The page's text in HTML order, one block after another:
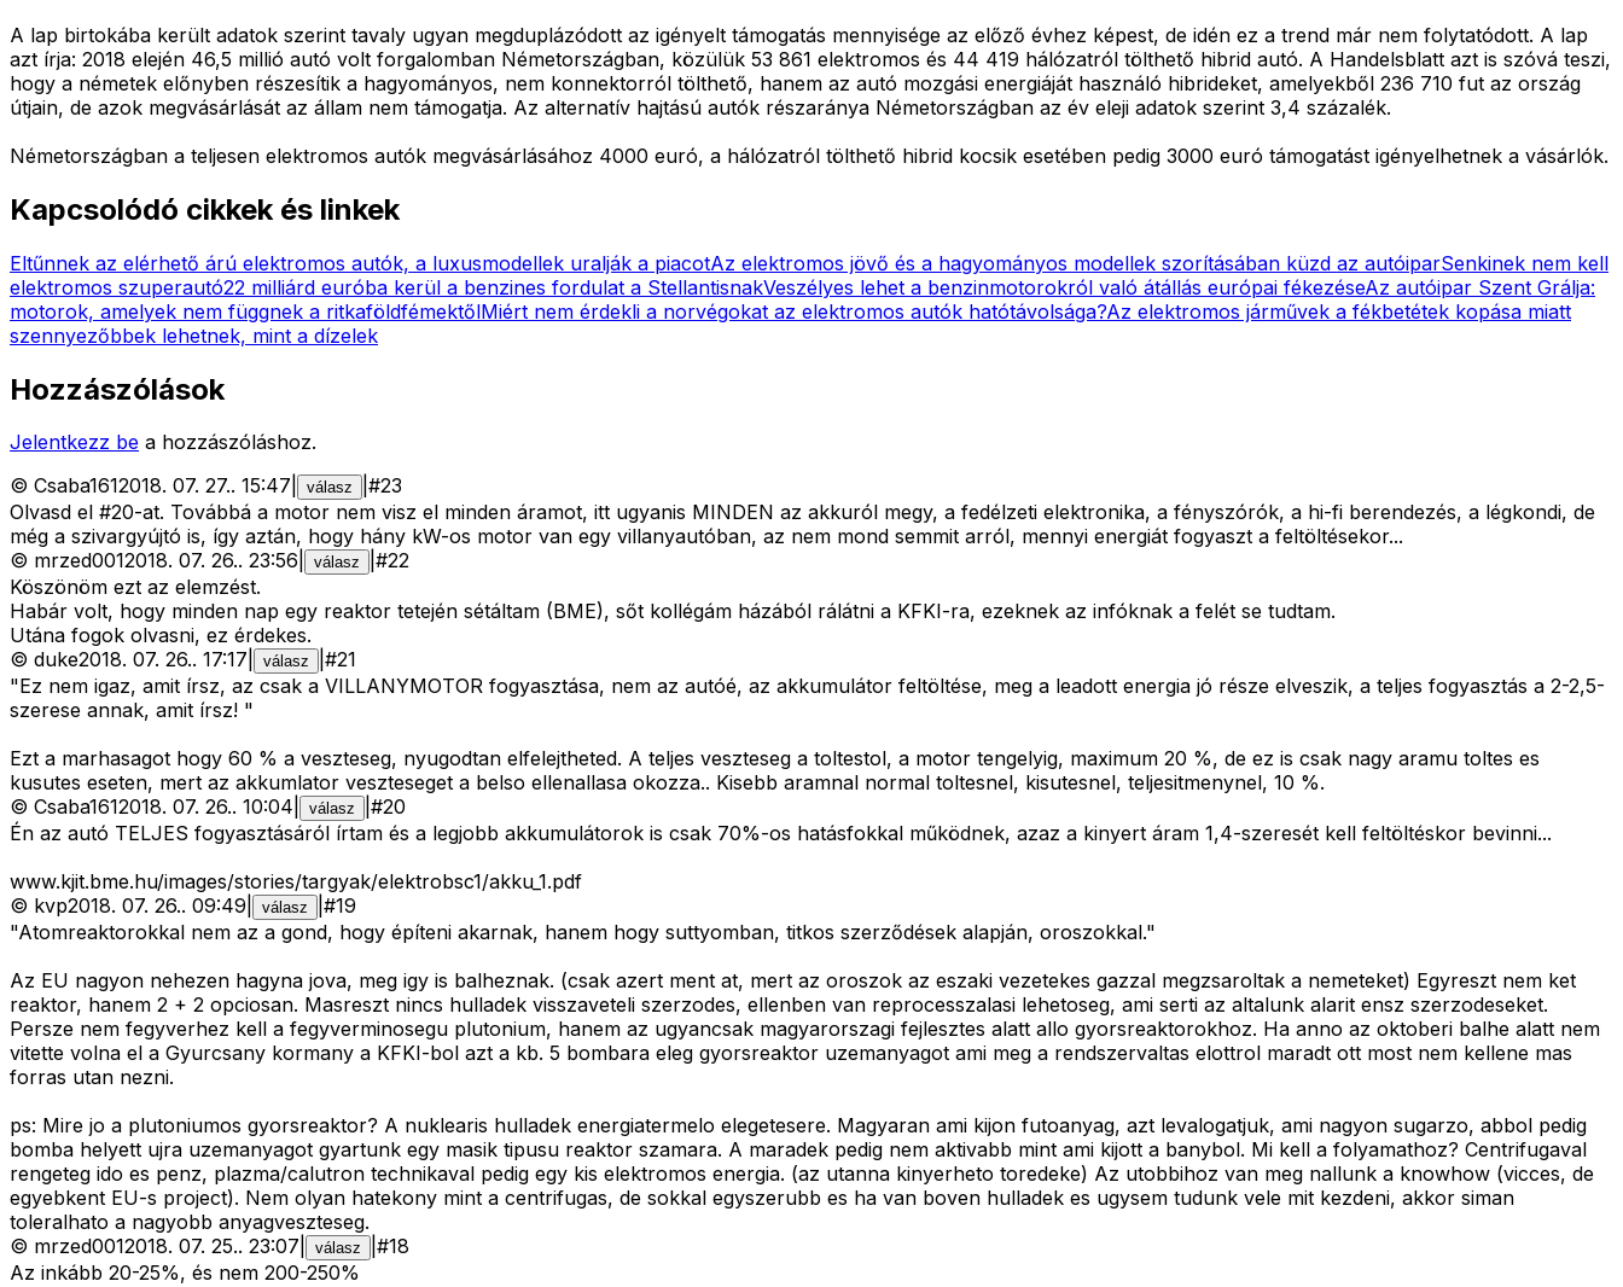
A lap birtokába került adatok szerint tavaly ugyan megduplázódott az igényelt támogatás mennyisége az előző évhez képest, de idén ez a trend már nem folytatódott. A lap
azt írja: 2018 elején 46,5 millió autó volt forgalomban Németországban, közülük 53 861 elektromos és 44 419 hálózatról tölthető hibrid autó. A Handelsblatt azt is szóvá teszi,
hogy a németek előnyben részesítik a hagyományos, nem konnektorról tölthető, hanem az autó mozgási energiáját használó hibrideket, amelyekből 236 710 fut az ország
útjain, de azok megvásárlását az állam nem támogatja. Az alternatív hajtású autók részaránya Németországban az év eleji adatok szerint 3,4 százalék.
Németországban a teljesen elektromos autók megvásárlásához 4000 euró, a hálózatról tölthető hibrid kocsik esetében pedig 3000 euró támogatást igényelhetnek a vásárlók.
Kapcsolódó cikkek és linkek
Eltűnnek az elérhető árú elektromos autók, a luxusmodellek uralják a piacotAz elektromos jövő és a hagyományos modellek szorításában küzd az autóiparSenkinek nem kell
elektromos szuperautó22 milliárd euróba kerül a benzines fordulat a StellantisnakVeszélyes lehet a benzinmotorokról való átállás európai fékezéseAz autóipar Szent Grálja:
motorok, amelyek nem függnek a ritkaföldfémektőlMiért nem érdekli a norvégokat az elektromos autók hatótávolsága?Az elektromos járművek a fékbetétek kopása miatt
szennyezőbbek lehetnek, mint a dízelek
Hozzászólások
Jelentkezz be a hozzászóláshoz.
© Csaba1612018. 07. 27.. 15:47 válasz #23
Olvasd el #20-at. Továbbá a motor nem visz el minden áramot, itt ugyanis MINDEN az akkuról megy, a fedélzeti elektronika, a fényszórók, a hi-fi berendezés, a légkondi, de
még a szivargyújtó is, így aztán, hogy hány kW-os motor van egy villanyautóban, az nem mond semmit arról, mennyi energiát fogyaszt a feltöltésekor...
© mrzed0012018. 07. 26.. 23:56 válasz #22
Köszönöm ezt az elemzést.
Habár volt, hogy minden nap egy reaktor tetején sétáltam (BME), sőt kollégám házából rálátni a KFKI-ra, ezeknek az infóknak a felét se tudtam.
Utána fogok olvasni, ez érdekes.
© duke2018. 07. 26.. 17:17 válasz #21
"Ez nem igaz, amit írsz, az csak a VILLANYMOTOR fogyasztása, nem az autóé, az akkumulátor feltöltése, meg a leadott energia jó része elveszik, a teljes fogyasztás a 2-2,5-
szerese annak, amit írsz! "
Ezt a marhasagot hogy 60 % a veszteseg, nyugodtan elfelejtheted. A teljes veszteseg a toltestol, a motor tengelyig, maximum 20 %, de ez is csak nagy aramu toltes es
kusutes eseten, mert az akkumlator veszteseget a belso ellenallasa okozza.. Kisebb aramnal normal toltesnel, kisutesnel, teljesitmenynel, 10 %.
© Csaba1612018. 07. 26.. 10:04 válasz #20
Én az autó TELJES fogyasztásáról írtam és a legjobb akkumulátorok is csak 70%-os hatásfokkal működnek, azaz a kinyert áram 1,4-szeresét kell feltöltéskor bevinni...
www.kjit.bme.hu/images/stories/targyak/elektrobsc1/akku_1.pdf
© kvp2018. 07. 26.. 09:49 válasz #19
"Atomreaktorokkal nem az a gond, hogy építeni akarnak, hanem hogy suttyomban, titkos szerződések alapján, oroszokkal."
Az EU nagyon nehezen hagyna jova, meg igy is balheznak. (csak azert ment at, mert az oroszok az eszaki vezetekes gazzal megzsaroltak a nemeteket) Egyreszt nem ket
reaktor, hanem 2 + 2 opciosan. Masreszt nincs hulladek visszaveteli szerzodes, ellenben van reprocesszalasi lehetoseg, ami serti az altalunk alarit ensz szerzodeseket.
Persze nem fegyverhez kell a fegyverminosegu plutonium, hanem az ugyancsak magyarorszagi fejlesztes alatt allo gyorsreaktorokhoz. Ha anno az oktoberi balhe alatt nem
vitette volna el a Gyurcsany kormany a KFKI-bol azt a kb. 5 bombara eleg gyorsreaktor uzemanyagot ami meg a rendszervaltas elottrol maradt ott most nem kellene mas
forras utan nezni.
ps: Mire jo a plutoniumos gyorsreaktor? A nuklearis hulladek energiatermelo elegetesere. Magyaran ami kijon futoanyag, azt levalogatjuk, ami nagyon sugarzo, abbol pedig
bomba helyett ujra uzemanyagot gyartunk egy masik tipusu reaktor szamara. A maradek pedig nem aktivabb mint ami kijott a banybol. Mi kell a folyamathoz? Centrifugaval
rengeteg ido es penz, plazma/calutron technikaval pedig egy kis elektromos energia. (az utanna kinyerheto toredeke) Az utobbihoz van meg nallunk a knowhow (vicces, de
egyebkent EU-s project). Nem olyan hatekony mint a centrifugas, de sokkal egyszerubb es ha van boven hulladek es ugysem tudunk vele mit kezdeni, akkor siman
toleralhato a nagyobb anyagveszteseg.
© mrzed0012018. 07. 25.. 23:07 válasz #18
Az inkább 20-25%, és nem 200-250%